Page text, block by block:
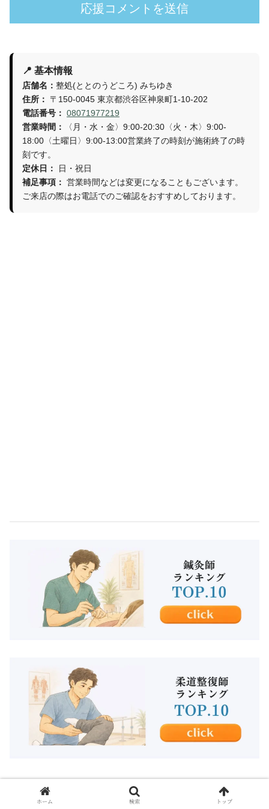
📍 基本情報
店舗名： 整処(ととのうどころ) みちゆき
住所：
〒150-0045 東京都渋谷区神泉町1-10-202
電話番号： 08071977219
営業時間：
〈月・水・金〉9:00-20:30〈火・木〉9:00-
18:00〈土曜日〉9:00-13:00営業終了の時刻が施術終了の時
刻です。
定休日：
日・祝日
補足事項： 営業時間などは変更になることもございます。
ご来店の際はお電話でのご確認をおすすめしております。
ホーム 検索 トップ